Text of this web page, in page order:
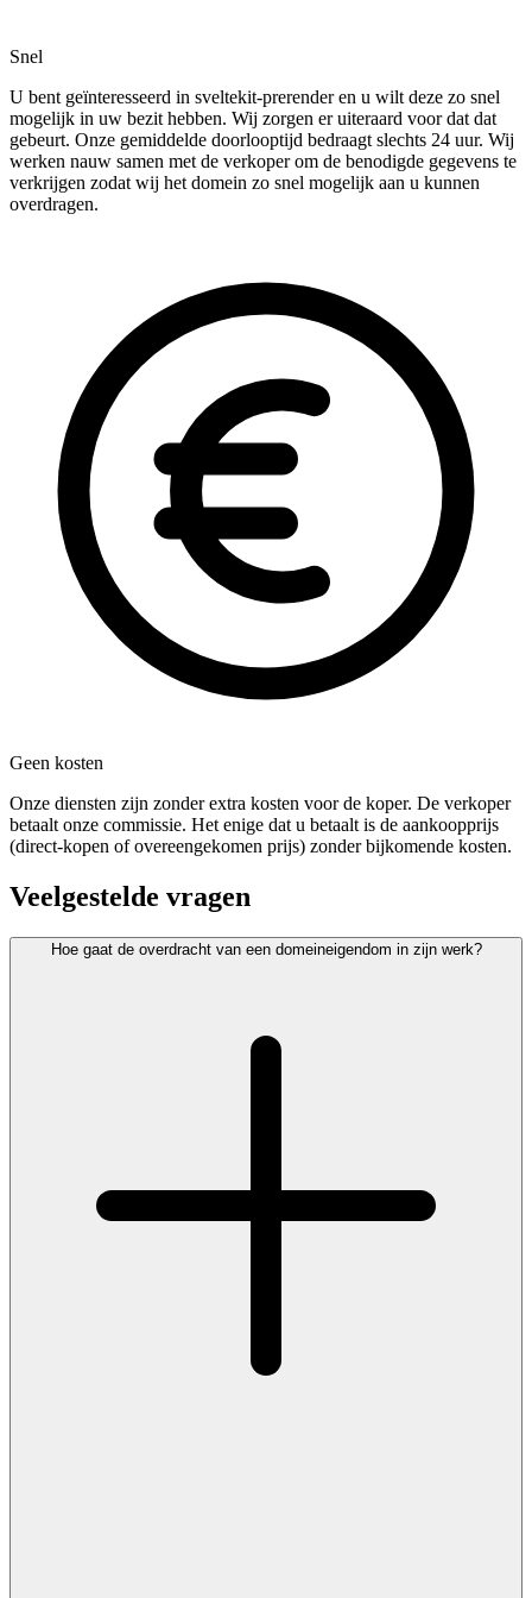
Snel
U bent geïnteresseerd in sveltekit-prerender en u wilt deze zo snel
mogelijk in uw bezit hebben. Wij zorgen er uiteraard voor dat dat
gebeurt. Onze gemiddelde doorlooptijd bedraagt slechts 24 uur. Wij
werken nauw samen met de verkoper om de benodigde gegevens te
verkrijgen zodat wij het domein zo snel mogelijk aan u kunnen
overdragen.
Geen kosten
Onze diensten zijn zonder extra kosten voor de koper. De verkoper
betaalt onze commissie. Het enige dat u betaalt is de aankoopprijs
(direct-kopen of overeengekomen prijs) zonder bijkomende kosten.
Veelgestelde vragen
Hoe gaat de overdracht van een domeineigendom in zijn werk?